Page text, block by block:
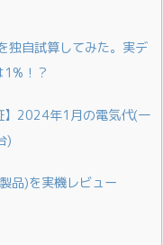
独自試算してみた。実デ
！？
】2024年1月の電気代(一
)
品)を実機レビュー